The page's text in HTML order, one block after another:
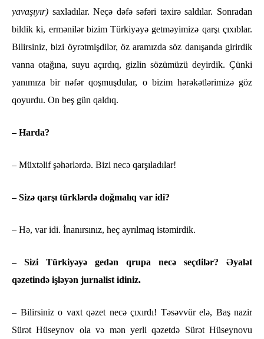
yavaşıyır) saxladılar. Neçə dəfə səfəri təxirə saldılar. Sonradan
bildik ki, ermənilər bizim Türkiyəyə getməyimizə qarşı çıxıblar.
Bilirsiniz, bizi öyrətmişdilər, öz aramızda söz danışanda girirdik
vanna otağına, suyu açırdıq, gizlin sözümüzü deyirdik. Çünki
yanımıza bir nəfər qoşmuşdular, o bizim hərəkətlərimizə göz
qoyurdu. On beş gün qaldıq.
– Harda?
– Müxtəlif şəhərlərdə. Bizi necə qarşıladılar!
– Sizə qarşı türklərdə doğmalıq var idi?
– Hə, var idi. İnanırsınız, heç ayrılmaq istəmirdik.
– Sizi Türkiyəyə gedən qrupa necə seçdilər? Əyalət
qəzetində işləyən jurnalist idiniz.
– Bilirsiniz o vaxt qəzet necə çıxırdı! Təsəvvür elə, Baş nazir
Sürət Hüseynov ola və mən yerli qəzetdə Sürət Hüseynovu